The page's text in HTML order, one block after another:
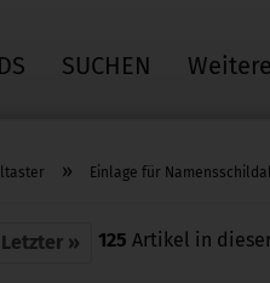
SUCHEN Weitere
» Einlage für
Letzter » 125 Artikel in